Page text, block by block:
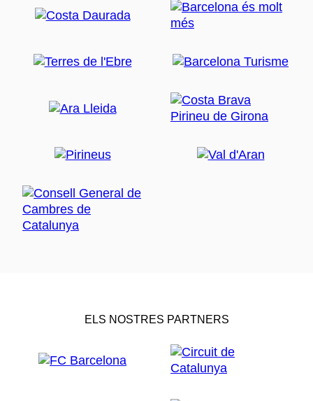
ELS NOSTRES PARTNERS